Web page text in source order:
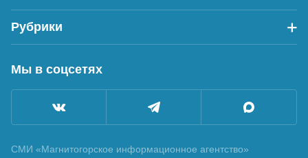
Рубрики
Мы в соцсетях
СМИ «Магнитогорское информационное агентство»